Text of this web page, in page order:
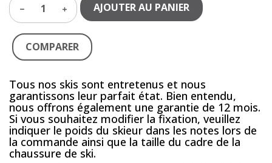
1 AJOUTER AU PANIER
COMPARER
Tous nos skis sont entretenus et nous
garantissons leur parfait état. Bien entendu,
nous offrons également une garantie de 12 mois.
Si vous souhaitez modifier la fixation, veuillez
indiquer le poids du skieur dans les notes lors de
la commande ainsi que la taille du cadre de la
chaussure de ski.